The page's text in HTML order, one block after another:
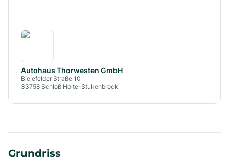
Autohaus Thorwesten GmbH
Bielefelder Straße 10
33758 Schloß Holte-Stukenbrock
Grundriss